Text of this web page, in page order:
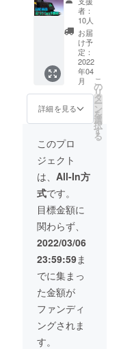
なりま
す。 ・
クーポ
ンは
「即売
会など
のイベ
ントで
売」・
「メー
販売」
用可能
です。
ポンの
所持は
「登録
した
メール
アドレ
ス」で
判定い
たしま
す。イ
ベント
で購入
する場
ウォッ
チ機能
搭載 備
考欄に
必ず起
動画面
に載せ
るユー
ザー名
をご記
※送料込
みの値
段と
なって
いま
す。 ※
カラー
とケー
ブルの
長さを
お選び
くださ
い。 内
容物 ・
本体 ・
セン
サー ・
ケーブ
Black)
【お届
け予
定:4月
末】 ク
ラウド
ファン
ディン
グ限定
起動画
面&ス
トップ
ウォッ
チ機能
搭載 備
考欄に
必ず起
動画面
に載せ
るユー
ザー名
をご記
入くだ
さい。
※送料込
みの値
段と
なって
いま
す。 ※
者：
10人
お届
け予
定：
2022
年04
月
詳細を見る
こ
の
リ
タ
ー
ン
を
選
択
す
る
このプロ
ジェクト
は、 All-In方
式です。
目標金額に
関わらず、
2022/03/06
23:59:59ま
でに集まっ
た金額が
ファンディ
ングされま
す。